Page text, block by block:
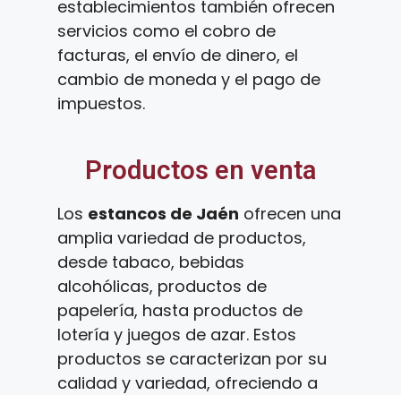
establecimientos también ofrecen
servicios como el cobro de
facturas, el envío de dinero, el
cambio de moneda y el pago de
impuestos.
Productos en venta
Los estancos de Jaén ofrecen una
amplia variedad de productos,
desde tabaco, bebidas
alcohólicas, productos de
papelería, hasta productos de
lotería y juegos de azar. Estos
productos se caracterizan por su
calidad y variedad, ofreciendo a